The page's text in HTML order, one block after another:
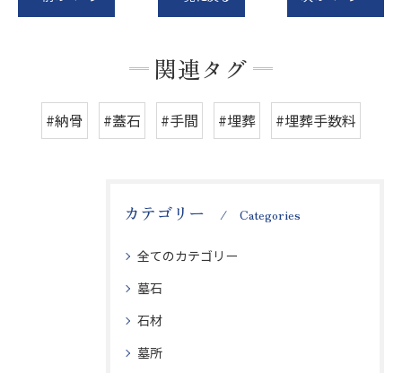
関連タグ
#納骨 #蓋石 #手間 #埋葬 #埋葬手数料
カテゴリー Categories
全てのカテゴリー
墓石
石材
墓所